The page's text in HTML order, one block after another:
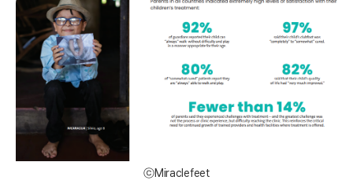
ⓒMiraclefeet